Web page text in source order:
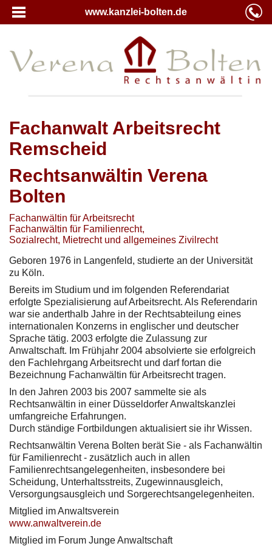
www.kanzlei-bolten.de
Fachanwalt Arbeitsrecht
Remscheid
Rechtsanwältin Verena
Bolten
Fachanwältin für Arbeitsrecht
Fachanwältin für Familienrecht,
Sozialrecht, Mietrecht und allgemeines Zivilrecht
Geboren 1976 in Langenfeld, studierte an der Universität
zu Köln.
Bereits im Studium und im folgenden Referendariat
erfolgte Spezialisierung auf Arbeitsrecht. Als Referendarin
war sie anderthalb Jahre in der Rechtsabteilung eines
internationalen Konzerns in englischer und deutscher
Sprache tätig. 2003 erfolgte die Zulassung zur
Anwaltschaft. Im Frühjahr 2004 absolvierte sie erfolgreich
den Fachlehrgang Arbeitsrecht und darf fortan die
Bezeichnung Fachanwältin für Arbeitsrecht tragen.
In den Jahren 2003 bis 2007 sammelte sie als
Rechtsanwältin in einer Düsseldorfer Anwaltskanzlei
umfangreiche Erfahrungen.
Durch ständige Fortbildungen aktualisiert sie ihr Wissen.
Rechtsanwältin Verena Bolten berät Sie - als Fachanwältin
für Familienrecht - zusätzlich auch in allen
Familienrechtsangelegenheiten, insbesondere bei
Scheidung, Unterhaltsstreits, Zugewinnausgleich,
Versorgungsausgleich und Sorgerechtsangelegenheiten.
Mitglied im Anwaltsverein
www.anwaltverein.de
Mitglied im Forum Junge Anwaltschaft